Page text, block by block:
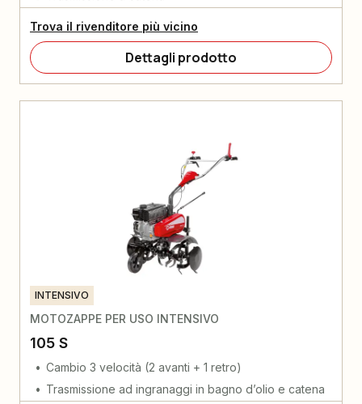
Trova il rivenditore più vicino
Dettagli prodotto
INTENSIVO
MOTOZAPPE PER USO INTENSIVO
105 S
Cambio 3 velocità (2 avanti + 1 retro)
Trasmissione ad ingranaggi in bagno d’olio e catena